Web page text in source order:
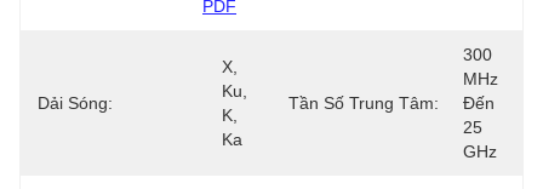
PDF
Dải Sóng:
X,
Ku,
K,
Ka
Tần Số Trung Tâm:
300
MHz
Đến
25
GHz